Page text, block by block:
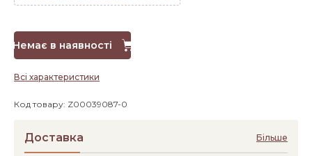
Немає в наявності
Всі характеристики
Код товару: Z00039087-0
Доставка Більше